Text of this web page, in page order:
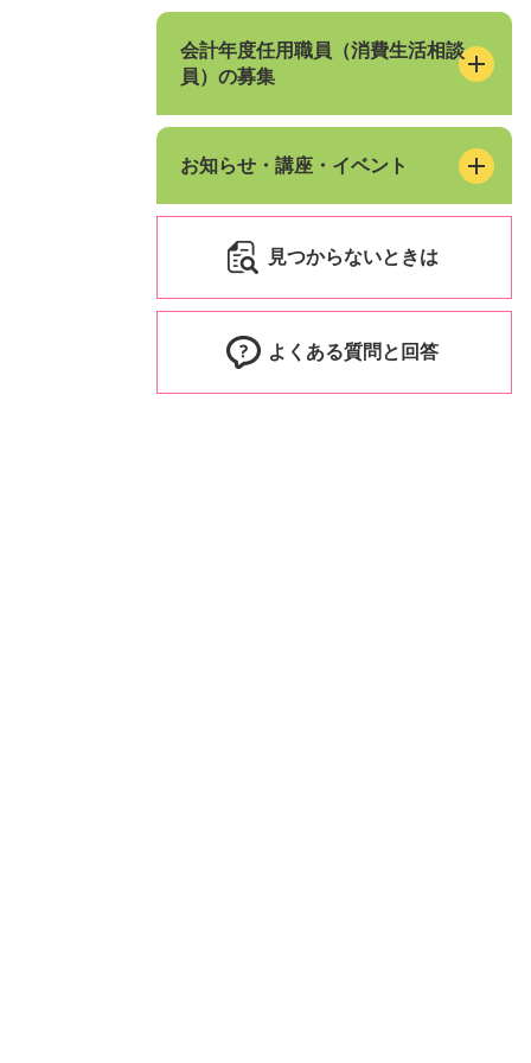
会計年度任用職員（消費生活相談
員）の募集
お知らせ・講座・イベント
見つからないときは
よくある質問と回答